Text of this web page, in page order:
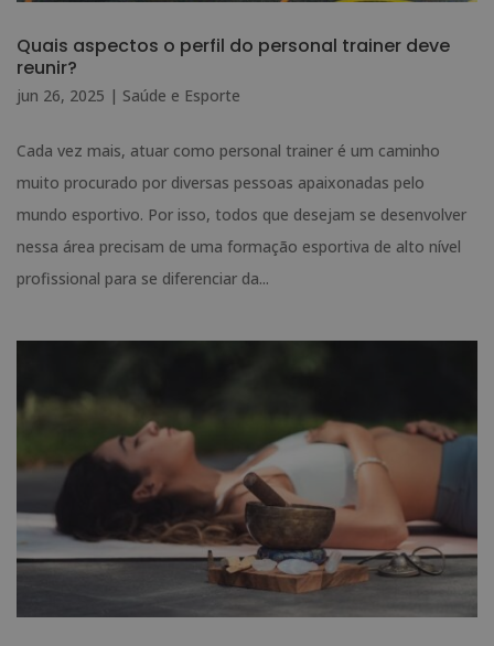
Quais aspectos o perfil do personal trainer deve
reunir?
jun 26, 2025 | Saúde e Esporte
Cada vez mais, atuar como personal trainer é um caminho
muito procurado por diversas pessoas apaixonadas pelo
mundo esportivo. Por isso, todos que desejam se desenvolver
nessa área precisam de uma formação esportiva de alto nível
profissional para se diferenciar da...